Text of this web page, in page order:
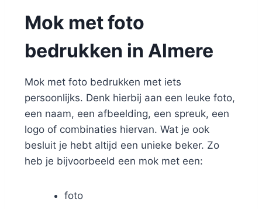
Mok met foto
bedrukken in Almere
Mok met foto bedrukken met iets
persoonlijks. Denk hierbij aan een leuke foto,
een naam, een afbeelding, een spreuk, een
logo of combinaties hiervan. Wat je ook
besluit je hebt altijd een unieke beker. Zo
heb je bijvoorbeeld een mok met een:
foto